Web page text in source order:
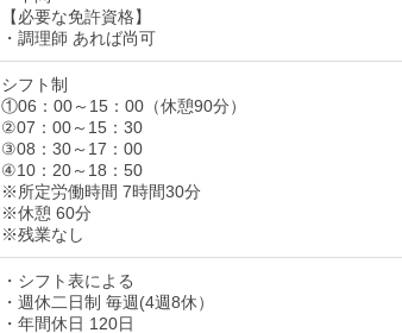
【必要な免許資格】
・調理師 あれば尚可
シフト制
①06：00～15：00（休憩90分）
②07：00～15：30
③08：30～17：00
④10：20～18：50
※所定労働時間 7時間30分
※休憩 60分
※残業なし
・シフト表による
・週休二日制 毎週(4週8休）
・年間休日 120日